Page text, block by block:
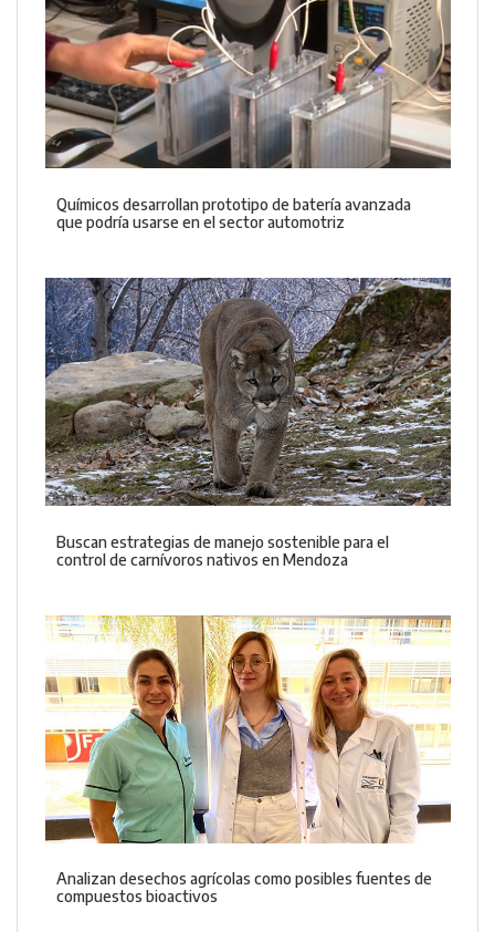
Químicos desarrollan prototipo de batería avanzada
que podría usarse en el sector automotriz
Buscan estrategias de manejo sostenible para el
control de carnívoros nativos en Mendoza
Analizan desechos agrícolas como posibles fuentes de
compuestos bioactivos